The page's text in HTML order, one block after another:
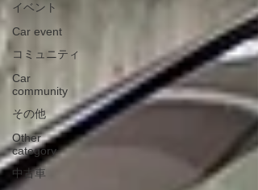
イベント
Car event
コミュニティ
Car
community
その他
Other
category
中古車